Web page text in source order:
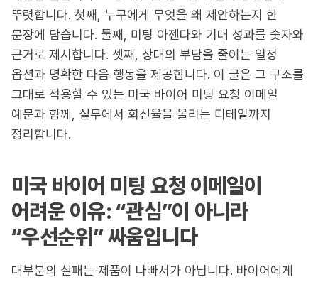
뚜렷합니다. 첫째, 누구에게 무엇을 왜 제안하는지 한
문장에 담습니다. 둘째, 미팅 아젠다와 기대 성과를 숫자와
근거로 제시합니다. 셋째, 상대의 부담을 줄이는 일정
옵션과 명확한 다음 행동을 제공합니다. 이 글은 그 구조를
그대로 적용할 수 있는 미국 바이어 미팅 요청 이메일
예문과 함께, 실무에서 회신율을 올리는 디테일까지
정리합니다.
미국 바이어 미팅 요청 이메일이
어려운 이유: “관심”이 아니라
“우선순위” 싸움입니다
대부분의 실패는 제품이 나빠서가 아닙니다. 바이어에게